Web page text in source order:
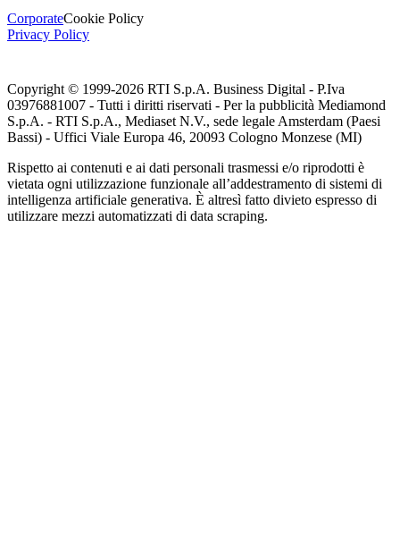
CorporateCookie Policy
Privacy Policy
Copyright © 1999-2026 RTI S.p.A. Business Digital - P.Iva
03976881007 - Tutti i diritti riservati - Per la pubblicità Mediamond
S.p.A. - RTI S.p.A., Mediaset N.V., sede legale Amsterdam (Paesi
Bassi) - Uffici Viale Europa 46, 20093 Cologno Monzese (MI)
Rispetto ai contenuti e ai dati personali trasmessi e/o riprodotti è
vietata ogni utilizzazione funzionale all’addestramento di sistemi di
intelligenza artificiale generativa. È altresì fatto divieto espresso di
utilizzare mezzi automatizzati di data scraping.